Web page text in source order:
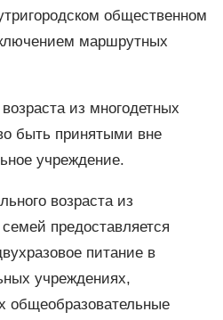
общественном
маршрутных
из многодетных
быть принятыми вне
учреждение.
возраста из
предоставляется
питание в
учреждениях,
общеобразовательные